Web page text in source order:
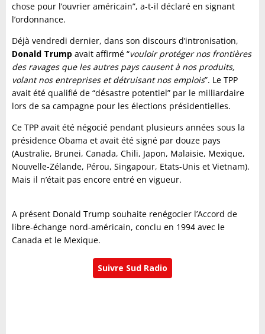
chose pour l’ouvrier américain”, a-t-il déclaré en signant
l’ordonnance.
Déjà vendredi dernier, dans son discours d’intronisation,
Donald Trump avait affirmé “vouloir protéger nos frontières
des ravages que les autres pays causent à nos produits,
volant nos entreprises et détruisant nos emplois”. Le TPP
avait été qualifié de “désastre potentiel” par le milliardaire
lors de sa campagne pour les élections présidentielles.
Ce TPP avait été négocié pendant plusieurs années sous la
présidence Obama et avait été signé par douze pays
(Australie, Brunei, Canada, Chili, Japon, Malaisie, Mexique,
Nouvelle-Zélande, Pérou, Singapour, Etats-Unis et Vietnam).
Mais il n’était pas encore entré en vigueur.
A présent Donald Trump souhaite renégocier l’Accord de
libre-échange nord-américain, conclu en 1994 avec le
Canada et le Mexique.
Suivre Sud Radio